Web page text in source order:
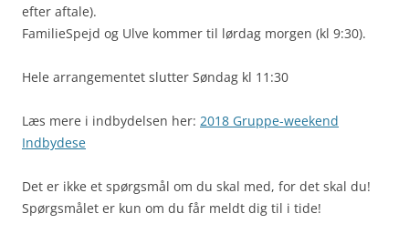
efter aftale).
FamilieSpejd og Ulve kommer til lørdag morgen (kl 9:30).
Hele arrangementet slutter Søndag kl 11:30
Læs mere i indbydelsen her: 2018 Gruppe-weekend
Indbydese
Det er ikke et spørgsmål om du skal med, for det skal du!
Spørgsmålet er kun om du får meldt dig til i tide!